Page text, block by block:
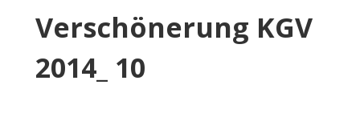
Verschönerung KGV
2014_ 10